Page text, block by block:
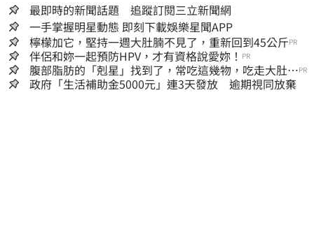
最即時的新聞話題 追蹤訂閱三立新聞網
一手掌握明星動態 即刻下載娛樂星聞APP
檸檬加它，堅持一週大肚腩不見了，重新回到45公斤PR
伴侶和妳一起預防HPV，才有資格說愛妳！ PR
腹部脂肪的「剋星」找到了，常吃這幾物，吃走大肚
囊，瘦出小蠻腰
PR
政府「生活補助金5000元」連3天發放 逾期視同放棄